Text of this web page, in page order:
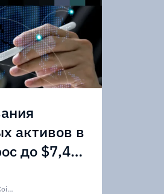
активов в
до $7,4
Журналист @ CoinsPaid Media